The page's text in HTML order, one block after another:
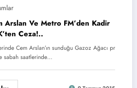
Arslan Ve Metro FM’den Kadir
Ceza!..
Cem Arslan’ın sunduğu Gazoz Ağacı pr
sabah saatlerinde…